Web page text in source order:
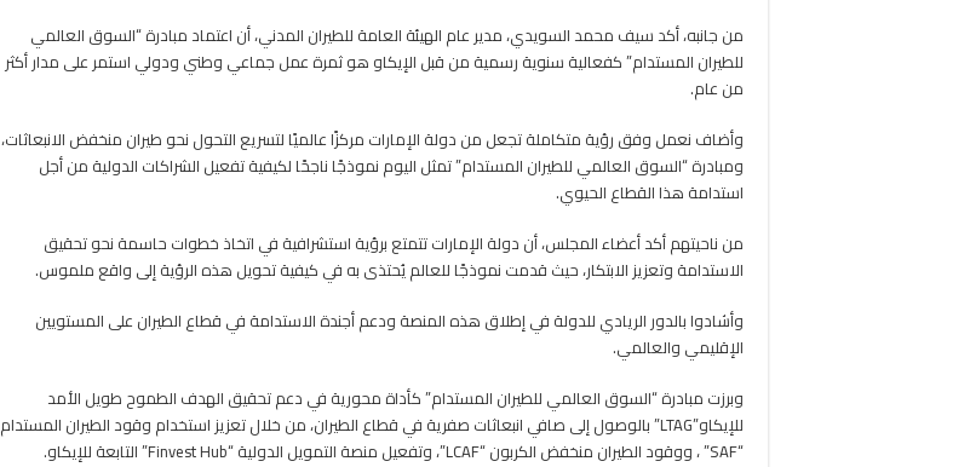
من جانبه، أكد سيف محمد السويدي، مدير عام الهيئة العامة للطيران المدني، أن اعتماد مبادرة “السوق العالمي
للطيران المستدام” كفعالية سنوية رسمية من قبل الإيكاو هو ثمرة عمل جماعي وطني ودولي استمر على مدار أكثر
من عام.
وأضاف نعمل وفق رؤية متكاملة تجعل من دولة الإمارات مركزًا عالميًا لتسريع التحول نحو طيران منخفض الانبعاثات،
ومبادرة “السوق العالمي للطيران المستدام” تمثل اليوم نموذجًا ناجحًا لكيفية تفعيل الشراكات الدولية من أجل
استدامة هذا القطاع الحيوي.
من ناحيتهم أكد أعضاء المجلس، أن دولة الإمارات تتمتع برؤية استشرافية في اتخاذ خطوات حاسمة نحو تحقيق
الاستدامة وتعزيز الابتكار، حيث قدمت نموذجًا للعالم يُحتذى به في كيفية تحويل هذه الرؤية إلى واقع ملموس.
وأشادوا بالدور الريادي للدولة في إطلاق هذه المنصة ودعم أجندة الاستدامة في قطاع الطيران على المستويين
الإقليمي والعالمي.
وبرزت مبادرة “السوق العالمي للطيران المستدام” كأداة محورية في دعم تحقيق الهدف الطموح طويل الأمد
للإيكاو”LTAG” بالوصول إلى صافي انبعاثات صفرية في قطاع الطيران، من خلال تعزيز استخدام وقود الطيران المستدام
“SAF” ، ووقود الطيران منخفض الكربون “LCAF”، وتفعيل منصة التمويل الدولية “Finvest Hub” التابعة للإيكاو.